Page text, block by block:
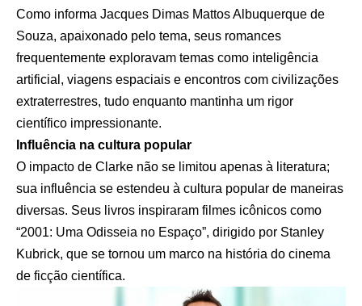
Como informa Jacques Dimas Mattos Albuquerque de
Souza, apaixonado pelo tema, seus romances
frequentemente exploravam temas como inteligência
artificial, viagens espaciais e encontros com civilizações
extraterrestres, tudo enquanto mantinha um rigor
científico impressionante.
Influência na cultura popular
O impacto de Clarke não se limitou apenas à literatura;
sua influência se estendeu à cultura popular de maneiras
diversas. Seus livros inspiraram filmes icônicos como
“2001: Uma Odisseia no Espaço”, dirigido por Stanley
Kubrick, que se tornou um marco na história do cinema
de ficção científica.